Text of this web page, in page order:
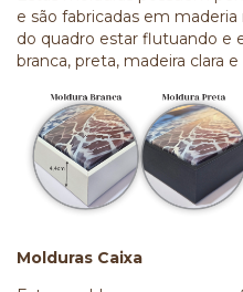
e são fabricadas em
do quadro estar flutuando e
branca, preta, madeira clara
Molduras Caixa